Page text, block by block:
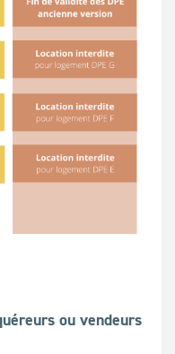
ou vendeurs